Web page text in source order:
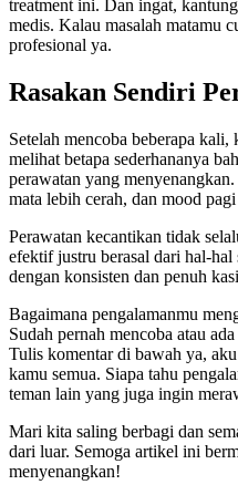
treatment ini. Dan ingat,
medis. Kalau masalah matamu
profesional ya.
Rasakan Sendiri
Setelah mencoba beberapa
melihat betapa sederhananya
perawatan yang
mata lebih cerah, dan mood
Perawatan kecantikan tidak
efektif justru berasal dari hal-
dengan konsisten dan penuh
Bagaimana pengalamanmu
Sudah pernah mencoba atau
Tulis komentar di bawah ya,
kamu semua. Siapa tahu
teman lain yang juga ingin
Mari kita saling berbagi dan
dari luar. Semoga artikel ini
menyenangkan!